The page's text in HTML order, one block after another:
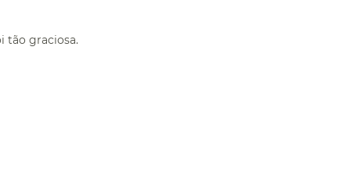
tão graciosa.